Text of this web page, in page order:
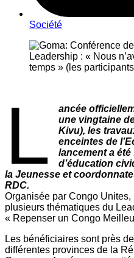
Société
L
ancée
une vingtaine
Kivu), les
enceintes de
lancement a
d’éducation
la Jeunesse et
RDC.
Organisée par Congo
plusieurs thématiques du
« Repenser un Congo
Les bénéficiaires sont près
différentes provinces de la